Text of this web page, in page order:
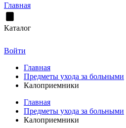
Главная
Каталог
Войти
Главная
Предметы ухода за больными
Калоприемники
Главная
Предметы ухода за больными
Калоприемники